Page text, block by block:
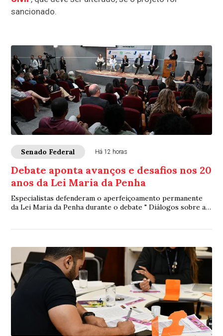
sancionado.
Senado Federal Há 12 horas
Debate aponta avanços e desafios nos 20
anos da Lei Maria da Penha
Especialistas defenderam o aperfeiçoamento permanente
da Lei Maria da Penha durante o debate " Diálogos sobre a